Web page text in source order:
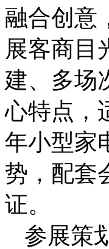
融合创意
展客商目
建、多场
心特点，
年小型家
势，配套
证。
参展策